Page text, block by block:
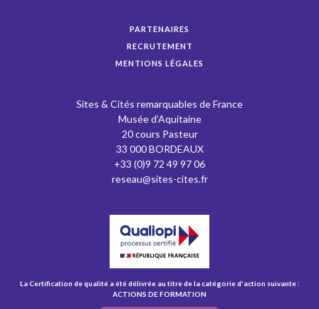
PARTENAIRES
RECRUTEMENT
MENTIONS LÉGALES
Sites & Cités remarquables de France
Musée d’Aquitaine
20 cours Pasteur
33 000 BORDEAUX
+33 (0)9 72 49 97 06
reseau@sites-cites.fr
La Certification de qualité a été délivrée au titre de la catégorie d'action suivante :
ACTIONS DE FORMATION